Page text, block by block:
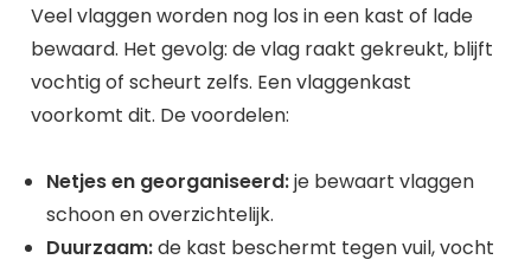
Veel vlaggen worden nog los in een kast of lade
bewaard. Het gevolg: de vlag raakt gekreukt, blijft
vochtig of scheurt zelfs. Een vlaggenkast
voorkomt dit. De voordelen:
Netjes en georganiseerd:je bewaart vlaggen
schoon en overzichtelijk.
Duurzaam:de kast beschermt tegen vuil, vocht